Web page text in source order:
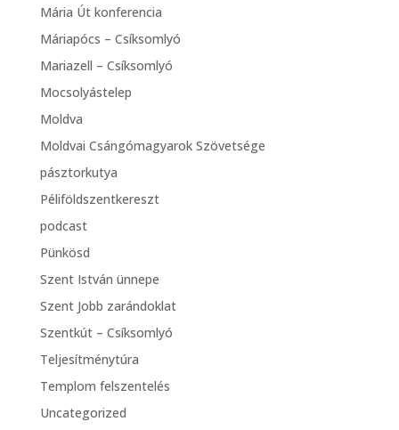
Mária Út konferencia
Máriapócs – Csíksomlyó
Mariazell – Csíksomlyó
Mocsolyástelep
Moldva
Moldvai Csángómagyarok Szövetsége
pásztorkutya
Péliföldszentkereszt
podcast
Pünkösd
Szent István ünnepe
Szent Jobb zarándoklat
Szentkút – Csíksomlyó
Teljesítménytúra
Templom felszentelés
Uncategorized